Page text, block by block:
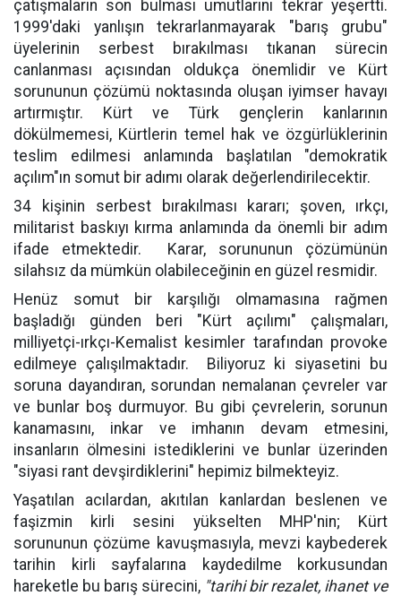
çatışmaların son bulması umutlarını tekrar yeşertti.
1999'daki yanlışın tekrarlanmayarak "barış grubu"
üyelerinin serbest bırakılması tıkanan sürecin
canlanması açısından oldukça önemlidir ve Kürt
sorununun çözümü noktasında oluşan iyimser havayı
artırmıştır. Kürt ve Türk gençlerin kanlarının
dökülmemesi, Kürtlerin temel hak ve özgürlüklerinin
teslim edilmesi anlamında başlatılan "demokratik
açılım"ın somut bir adımı olarak değerlendirilecektir.
34 kişinin serbest bırakılması kararı; şoven, ırkçı,
militarist baskıyı kırma anlamında da önemli bir adım
ifade etmektedir.
Karar, sorununun çözümünün
silahsız da mümkün olabileceğinin en güzel resmidir.
Henüz somut bir karşılığı olmamasına rağmen
başladığı günden beri "Kürt açılımı" çalışmaları,
milliyetçi-ırkçı-Kemalist kesimler tarafından provoke
edilmeye çalışılmaktadır.
Biliyoruz ki siyasetini bu
soruna dayandıran, sorundan nemalanan çevreler var
ve bunlar boş durmuyor. Bu gibi çevrelerin, sorunun
kanamasını, inkar ve imhanın devam etmesini,
insanların ölmesini istediklerini ve bunlar üzerinden
"siyasi rant devşirdiklerini" hepimiz bilmekteyiz.
Yaşatılan acılardan, akıtılan kanlardan beslenen ve
faşizmin kirli sesini yükselten MHP'nin; Kürt
sorununun çözüme kavuşmasıyla, mevzi kaybederek
tarihin kirli sayfalarına kaydedilme korkusundan
hareketle bu barış sürecini, "tarihi bir rezalet, ihanet ve